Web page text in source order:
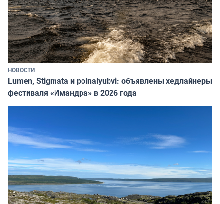
НОВОСТИ
Lumen, Stigmata и polnalyubvi: объявлены хедлайнеры
фестиваля «Имандра» в 2026 года